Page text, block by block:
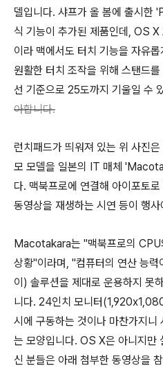
델입니다. 샤프가 올 봄에 출시한
식 기능이 추가된 제품인데, OS
이라 맥에서도 터치 기능을 자유
원활한 터치 조작을 위해 스탠드
선 기준으로 25도까지 기울일 수
아합니다.
런치패드가 띄워져 있는 위 사진
모 모델을 일본의 IT 매체
다. 맥북프로에 연결해 아이포토
동영상을 재생하는 시연 등이 행
Macotakara는 "맥북프로의 CPU
상황"이라며, "컴퓨터의 연산 능
이) 솔루션을 제대로 운용하지 못
니다. 24인치 모니터
시에 구동하는 것이나 마찬가지니
는 모양입니다. OS X은 아니지만
신 분들은 아래 첨부한 동영상을